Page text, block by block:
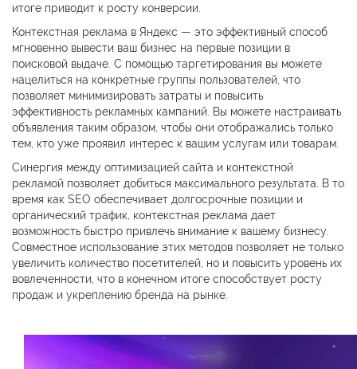
итоге приводит к росту конверсии.
Контекстная реклама в Яндекс — это эффективный способ
мгновенно вывести ваш бизнес на первые позиции в
поисковой выдаче. С помощью таргетирования вы можете
нацелиться на конкретные группы пользователей, что
позволяет минимизировать затраты и повысить
эффективность рекламных кампаний. Вы можете настраивать
объявления таким образом, чтобы они отображались только
тем, кто уже проявил интерес к вашим услугам или товарам.
Синергия между оптимизацией сайта и контекстной
рекламой позволяет добиться максимального результата. В то
время как SEO обеспечивает долгосрочные позиции и
органический трафик, контекстная реклама дает
возможность быстро привлечь внимание к вашему бизнесу.
Совместное использование этих методов позволяет не только
увеличить количество посетителей, но и повысить уровень их
вовлеченности, что в конечном итоге способствует росту
продаж и укреплению бренда на рынке.